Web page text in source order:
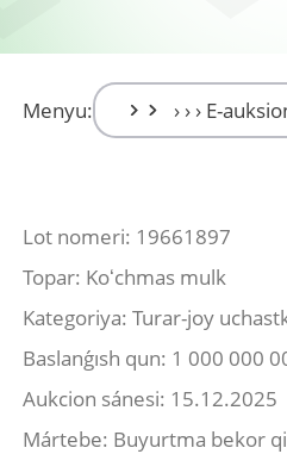
Menyu:
Lot nomeri: 19661897
Topar: Koʻchmas mulk
Kategoriya: Turar-joy
Baslanǵısh qun: 1 000 000
Aukcion sánesi: 15.12.2025
Mártebe: Buyurtma bekor